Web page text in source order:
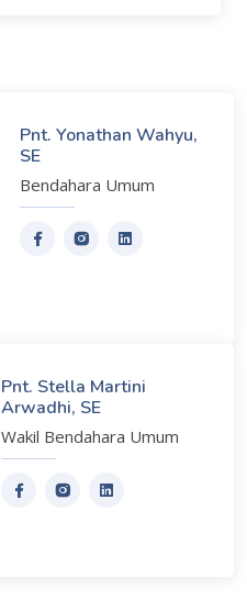
Pnt. Yonathan Wahyu,
SE
Bendahara Umum
Pnt. Stella Martini
Arwadhi, SE
Wakil Bendahara Umum